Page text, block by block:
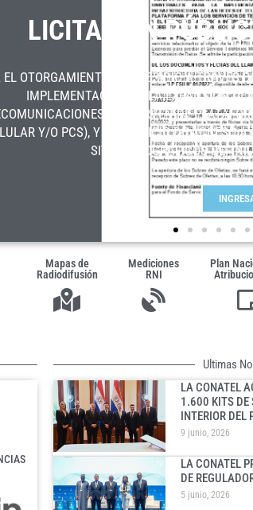
LICITACIÓN
EL OTORGAMIENTO DE SUBSIDIO A TRAVÉS
IMPLEMENTACIÓN DE LA EXPANSIÓN DE
QUE SIRVEN DE
Y/O PCS), Y EL SERVICIO DE ACCESO
SITIOS GEOGRÁFICOS
Mapas de
Radiodifusión
Mediciones
RNI
Plan
Ultimas
LA CONATEL
1.600 KITS DE
INTERIOR DEL
9 junio, 2026
LA CONATEL
DE
5 junio, 2026